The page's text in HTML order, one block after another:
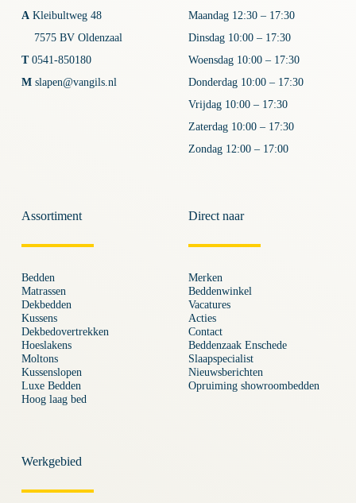
A Kleibultweg 48
7575 BV Oldenzaal
T 0541-850180
M slapen@vangils.nl
Maandag 12:30 – 17:30
Dinsdag 10:00 – 17:30
Woensdag 10:00 – 17:30
Donderdag 10:00 – 17:30
Vrijdag 10:00 – 17:30
Zaterdag 10:00 – 17:30
Zondag 12:00 – 17:00
Assortiment
Bedden
Matrassen
Dekbedden
Kussens
Dekbedovertrekken
Hoeslakens
Moltons
Kussenslopen
Luxe Bedden
Hoog laag bed
Direct naar
Merken
Beddenwinkel
Vacatures
Acties
Contact
Beddenzaak Enschede
Slaapspecialist
Nieuwsberichten
Opruiming showroombedden
Werkgebied